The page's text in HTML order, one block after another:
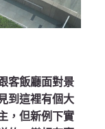
客飯廳面對景
到這裡有個大
，但新例下實